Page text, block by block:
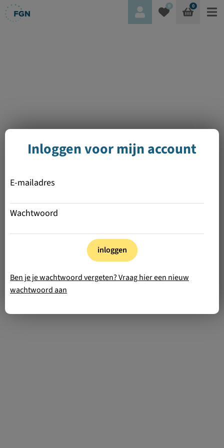
0 0
Inloggen voor mijn account
E-mailadres
Wachtwoord
inloggen
Ben je je wachtwoord vergeten? Vraag hier een nieuw
wachtwoord aan